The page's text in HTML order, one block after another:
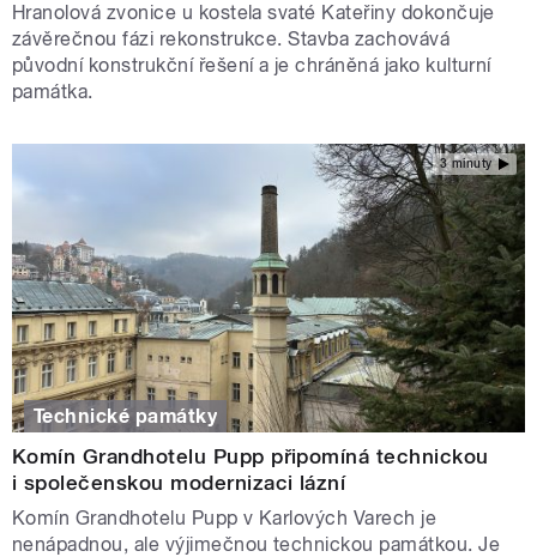
Hranolová zvonice u kostela svaté Kateřiny dokončuje
závěrečnou fázi rekonstrukce. Stavba zachovává
původní konstrukční řešení a je chráněná jako kulturní
památka.
3 minuty
Technické památky
Komín Grandhotelu Pupp připomíná technickou
i společenskou modernizaci lázní
Komín Grandhotelu Pupp v Karlových Varech je
nenápadnou, ale výjimečnou technickou památkou. Je